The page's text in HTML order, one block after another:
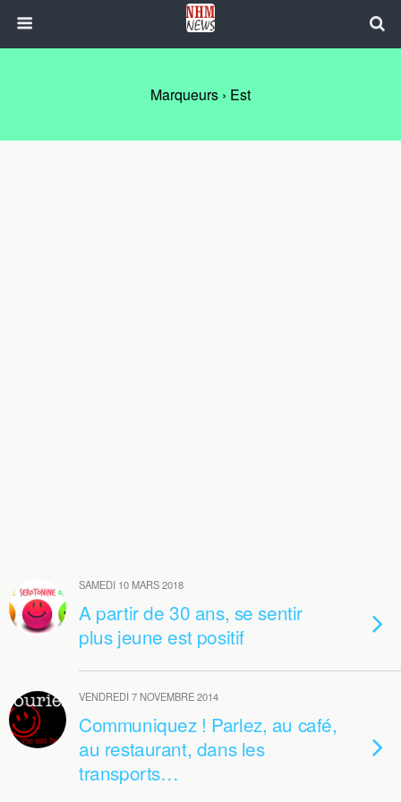
Marqueurs › Est
SAMEDI 10 MARS 2018
A partir de 30 ans, se sentir
plus jeune est positif
VENDREDI 7 NOVEMBRE 2014
Communiquez ! Parlez, au café,
au restaurant, dans les
transports…